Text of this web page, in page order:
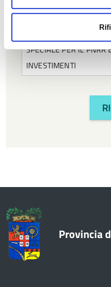
TECNOLOGICI
SERVIZIO
SPECIALE PER IL PNRR
INVESTIMENTI
Provincia